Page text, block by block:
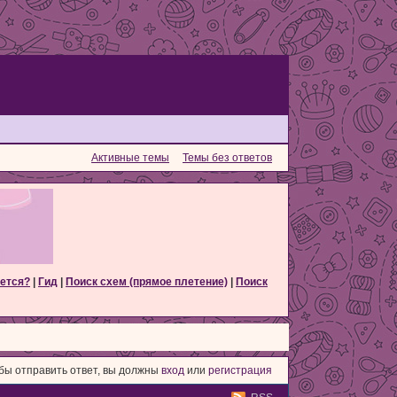
Активные темы Темы без ответов
Гид Поиск схем (прямое плетение) Поиск
отправить ответ, вы должны вход или регистрация